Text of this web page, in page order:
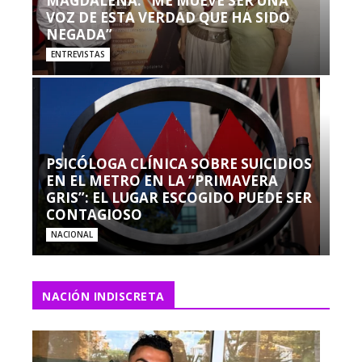
VOZ DE ESTA VERDAD QUE HA SIDO
NEGADA”
ENTREVISTAS
PSICÓLOGA CLÍNICA SOBRE SUICIDIOS
EN EL METRO EN LA “PRIMAVERA
GRIS”: EL LUGAR ESCOGIDO PUEDE SER
CONTAGIOSO
NACIONAL
NACIÓN INDISCRETA